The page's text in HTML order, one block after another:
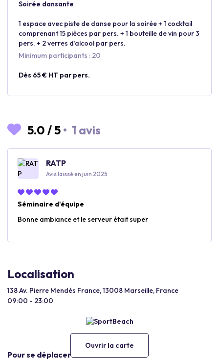
Soirée dansante
1 espace avec piste de danse pour la soirée + 1 cocktail
comprenant 15 pièces par pers. + 1 bouteille de vin pour 3
pers. + 2 verres d’alcool par pers.
Minimum participants : 20
Dès 65 € HT par pers.
5.0 /5 • 1 avis
RATP
Avis laissé en juin 2025
Séminaire d'équipe
Bonne ambiance et le serveur était super
Localisation
138 Av. Pierre Mendès France, 13008 Marseille, France
09:00 - 23:00
Ouvrir la carte
Pour se déplacer